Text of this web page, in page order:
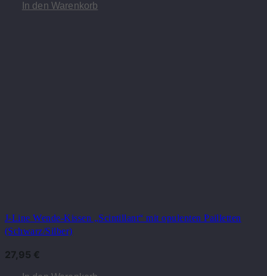
In den Warenkorb
J-Line Wende-Kissen „Scintillant“ mit opulenten Pailletten
(Schwarz/Silber)
27,95 €